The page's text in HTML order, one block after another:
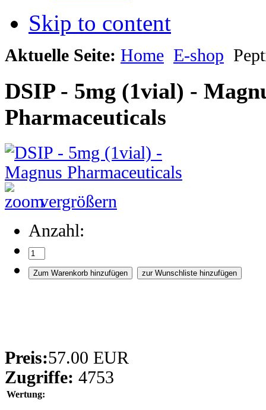
Skip to content
Aktuelle Seite: Home E-shop
DSIP - 5mg (1vial) -
Pharmaceuticals
vergrößern
Anzahl:
Preis:57.00 EUR
Zugriffe: 4753
Wertung: